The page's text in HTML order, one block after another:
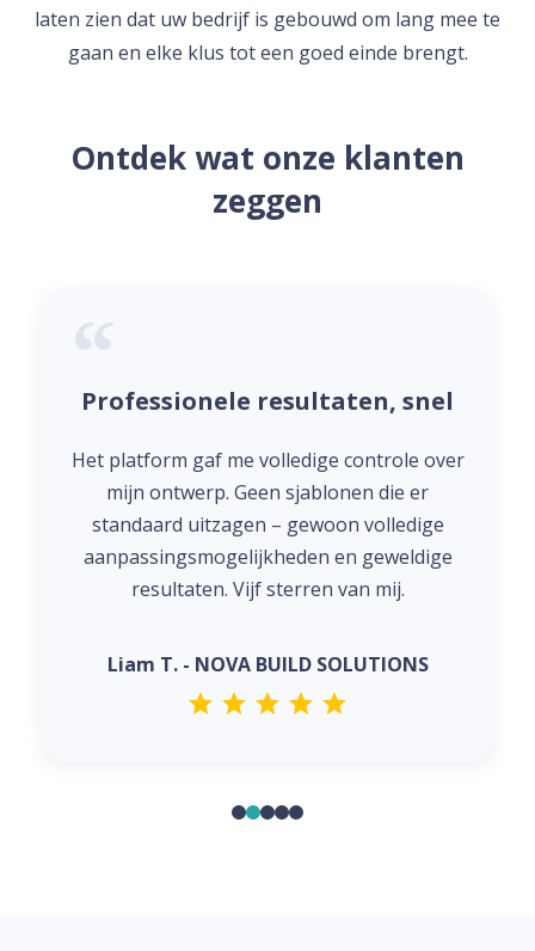
laten zien dat uw bedrijf is gebouwd om lang mee te
gaan en elke klus tot een goed einde brengt.
Ontdek wat onze klanten
zeggen
Professionele resultaten, snel
Het platform gaf me volledige controle over
mijn ontwerp. Geen sjablonen die er
standaard uitzagen – gewoon volledige
aanpassingsmogelijkheden en geweldige
resultaten. Vijf sterren van mij.
Liam T. - NOVA BUILD SOLUTIONS